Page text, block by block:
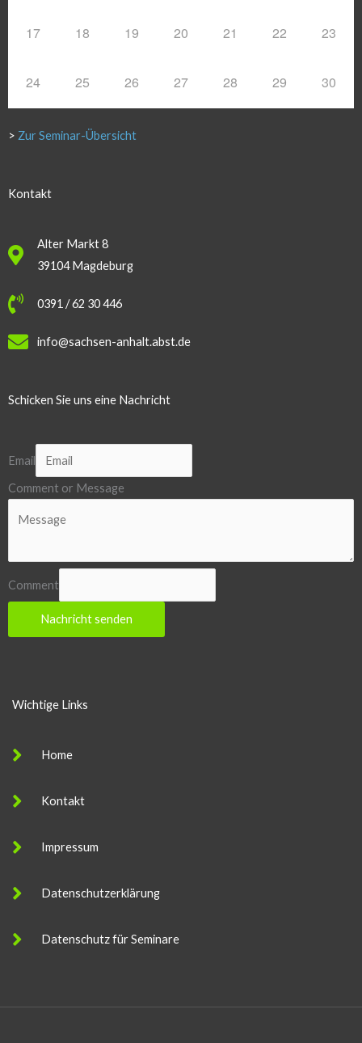
17 18 19 20 21 22 23
24 25 26 27 28 29 30
> Zur Seminar-Übersicht
Kontakt
Alter Markt 8
39104 Magdeburg
0391 / 62 30 446
info@sachsen-anhalt.abst.de
Schicken Sie uns eine Nachricht
Email
Comment or Message
Comment
Nachricht senden
Wichtige Links
Home
Kontakt
Impressum
Datenschutzerklärung
Datenschutz für Seminare